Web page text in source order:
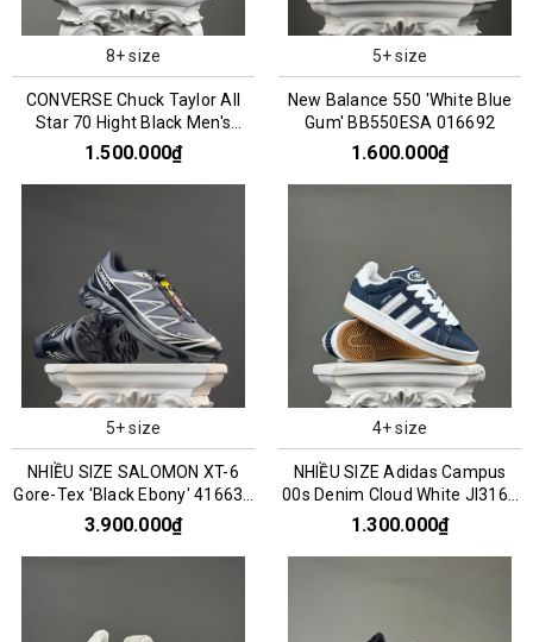
8+ size
CONVERSE Chuck Taylor All
Star 70 Hight Black Men's
162050C
1.500.000₫
5+ size
New Balance 550 'White Blue
Gum' BB550ESA 016692
1.600.000₫
5+ size
NHIỀU SIZE SALOMON XT-6
Gore-Tex 'Black Ebony' 416635
016159
3.900.000₫
4+ size
NHIỀU SIZE Adidas Campus
00s Denim Cloud White JI3163
045993
1.300.000₫